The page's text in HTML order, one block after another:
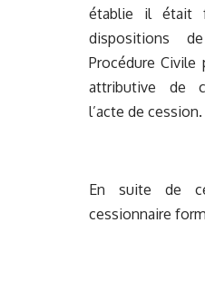
établie il était
dispositions
Procédure Civile
attributive de
l’acte de cession.
En suite de
cessionnaire